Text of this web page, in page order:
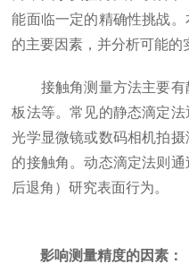
能面临一定的精确性挑战
的主要因素，并分析可能的
接触角测量方法主要有
板法等。常见的静态滴定
光学显微镜或数码相机拍
的接触角。动态滴定法则
后退角）研究表面行为。
影响测量精度的因素：